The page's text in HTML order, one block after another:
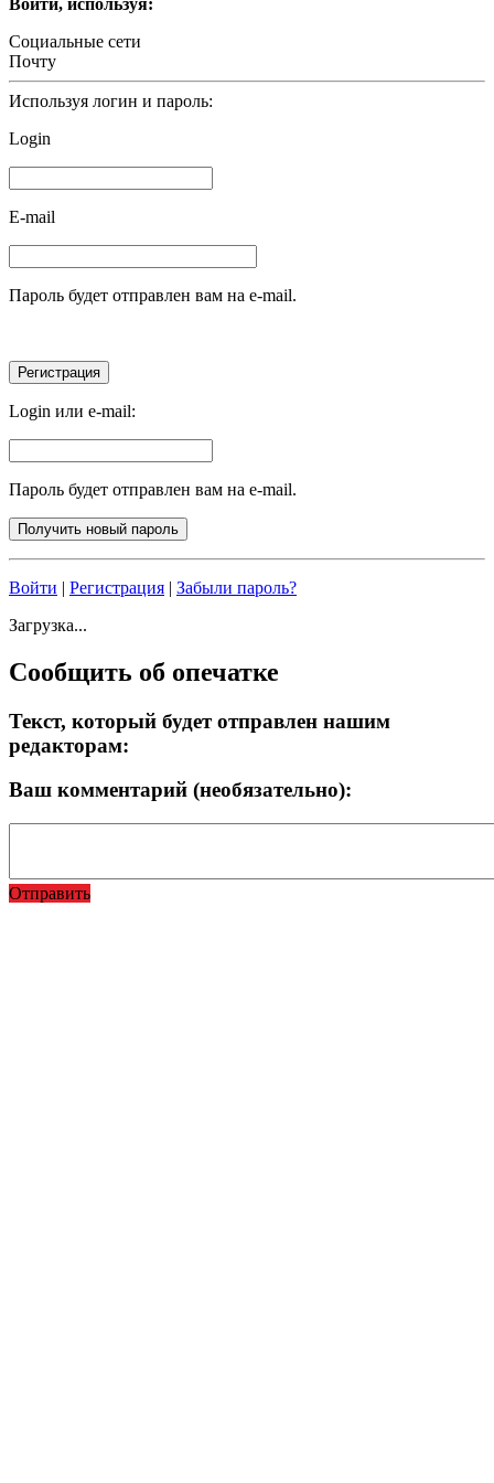
Социальные сети
Почту
Используя логин и пароль:
Login
E-mail
Пароль будет отправлен вам на e-mail.
Login или e-mail:
Пароль будет отправлен вам на e-mail.
Войти | Регистрация | Забыли пароль?
Загрузка...
Сообщить об опечатке
Текст, который будет отправлен нашим
редакторам:
Ваш комментарий (необязательно):
Отправить